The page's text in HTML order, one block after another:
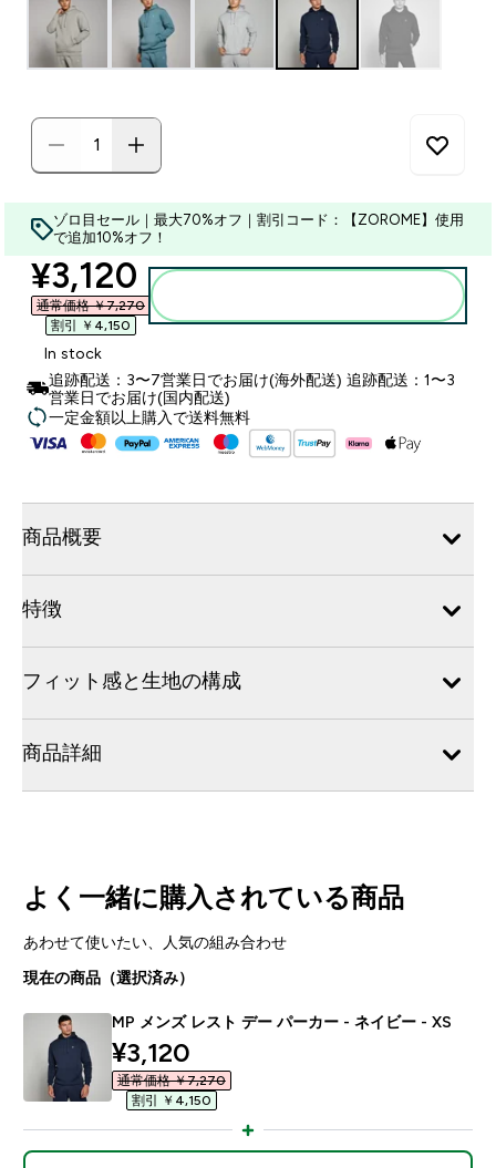
ゾロ目セール｜最大70%オフ｜割引コード：【ZOROME】使用
で追加10%オフ！
discounted price
¥3,120‎
通常価格 ￥7,270‎
割引 ￥4,150‎
In stock
追跡配送：3〜7営業日でお届け(海外配送) 追跡配送：1〜3
営業日でお届け(国内配送)
一定金額以上購入で送料無料
商品概要
特徴
フィット感と生地の構成
商品詳細
よく一緒に購入されている商品
あわせて使いたい、人気の組み合わせ
現在の商品（選択済み）
MP メンズ レスト デー パーカー - ネイビー - XS
discounted price
¥3,120‎
通常価格 ￥7,270‎
割引 ￥4,150‎